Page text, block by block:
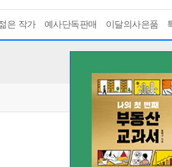
은 작가 예사단독판매 이달의사은품